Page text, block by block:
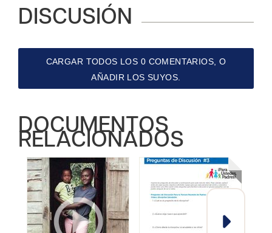
DISCUSIÓN
CARGAR TODOS LOS 0 COMENTARIOS, O
AÑADIR LOS SUYOS.
DOCUMENTOS
RELACIONADOS